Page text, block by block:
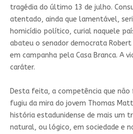
tragédia do último 13 de julho.
atentado, ainda que lamentável,
homicídio político, curial naquele
abateu o senador democrata Robert
em campanha pela Casa Branca. A
caráter.
Desta feita, a competência que
fugiu da mira do jovem Thomas
história estadunidense de mais um
natural, ou lógico, em sociedade e